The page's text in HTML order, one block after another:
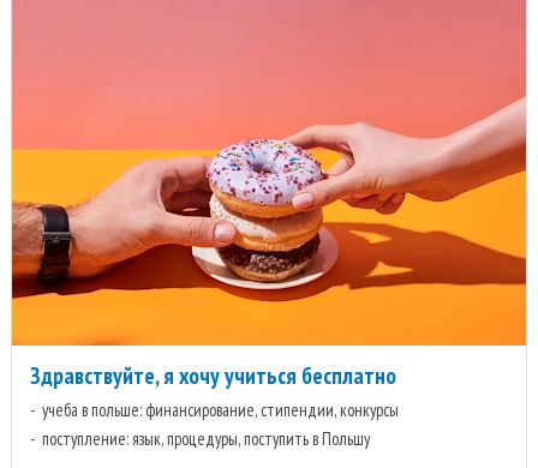
Здравствуйте, я хочу учиться бесплатно
учеба в польше: финансирование, стипендии, конкурсы
поступление: язык, процедуры, поступить в Польшу